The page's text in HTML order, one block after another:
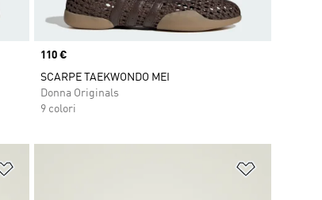
Price
110 €
SCARPE TAEKWONDO MEI
Donna Originals
9 colori